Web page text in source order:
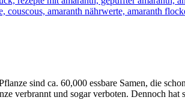
sind ca. 60,000 essbare Samen, die
verbrannt und sogar verboten. Dennoch hat